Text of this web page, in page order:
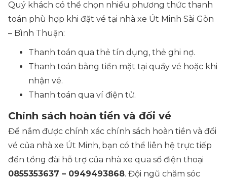
Quý khách có thể chọn nhiều phương thức thanh
toán phù hợp khi đặt vé tại nhà xe Út Minh Sài Gòn
– Bình Thuận:
Thanh toán qua thẻ tín dụng, thẻ ghi nợ.
Thanh toán bằng tiền mặt tại quầy vé hoặc khi
nhận vé.
Thanh toán qua ví điện tử.
Chính sách hoàn tiền và đổi vé
Để nắm được chính xác chính sách hoàn tiền và đổi
vé của nhà xe Út Minh, bạn có thể liên hệ trực tiếp
đến tổng đài hỗ trợ của nhà xe qua số điện thoại
0855353637 – 0949493868. Đội ngũ chăm sóc